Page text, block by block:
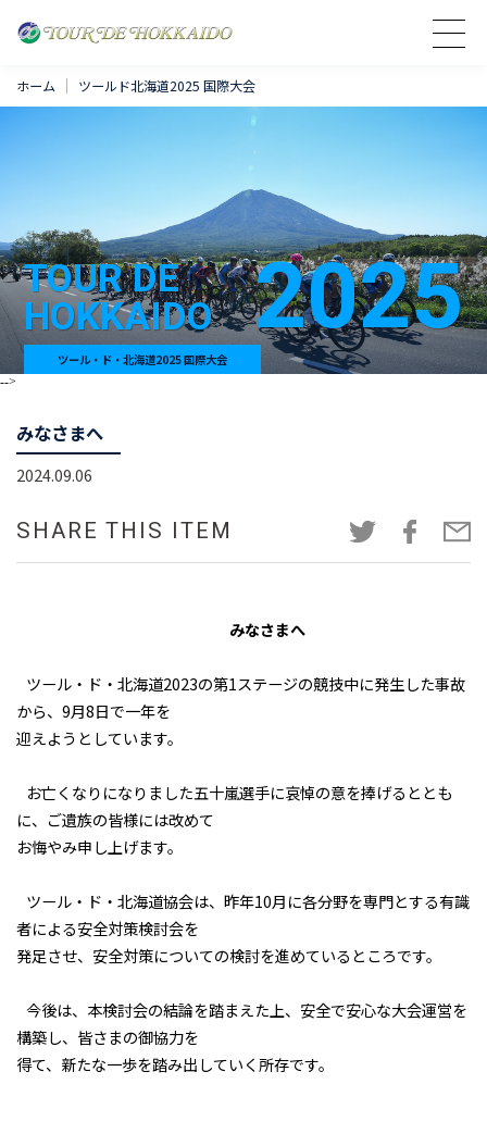
ホーム ツールド北海道2025 国際大会
TOUR DE
HOKKAIDO 2025
ツール・ド・北海道2025 国際大会
-->
みなさまへ
2024.09.06
SHARE THIS ITEM
みなさまへ
ツール・ド・北海道2023の第1ステージの競技中に発生した事故
から、9月8日で一年を
迎えようとしています。
お亡くなりになりました五十嵐選手に哀悼の意を捧げるととも
に、ご遺族の皆様には改めて
お悔やみ申し上げます。
ツール・ド・北海道協会は、昨年10月に各分野を専門とする有識
者による安全対策検討会を
発足させ、安全対策についての検討を進めているところです。
今後は、本検討会の結論を踏まえた上、安全で安心な大会運営を
構築し、皆さまの御協力を
得て、新たな一歩を踏み出していく所存です。